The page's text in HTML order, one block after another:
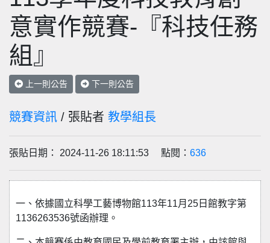
意實作競賽-『科技任務
組』
上一則公告 下一則公告
競賽資訊 / 張貼者 教學組長
張貼日期： 2024-11-26 18:11:53 點閱： 636
一、依據國立科學工藝博物館113年11月25日館教字第
1136263536號函辦理。